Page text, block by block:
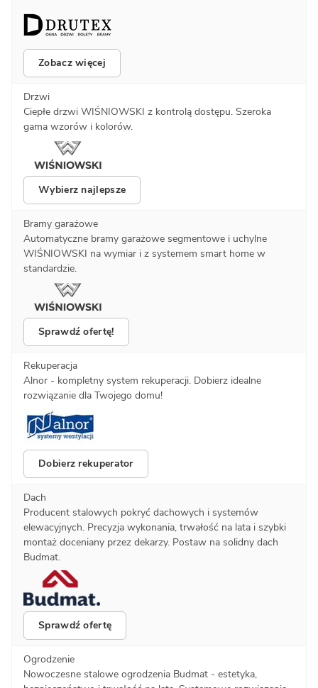
Zobacz więcej
Drzwi
Ciepłe drzwi WIŚNIOWSKI z kontrolą dostępu. Szeroka
gama wzorów i kolorów.
Wybierz najlepsze
Bramy garażowe
Automatyczne bramy garażowe segmentowe i uchylne
WIŚNIOWSKI na wymiar i z systemem smart home w
standardzie.
Sprawdź ofertę!
Rekuperacja
Alnor - kompletny system rekuperacji. Dobierz idealne
rozwiązanie dla Twojego domu!
Dobierz rekuperator
Dach
Producent stalowych pokryć dachowych i systemów
elewacyjnych. Precyzja wykonania, trwałość na lata i szybki
montaż doceniany przez dekarzy. Postaw na solidny dach
Budmat.
Sprawdź ofertę
Ogrodzenie
Nowoczesne stalowe ogrodzenia Budmat - estetyka,